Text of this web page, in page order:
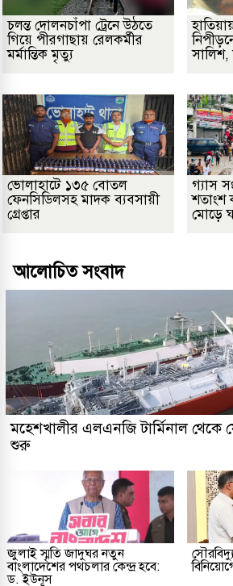
চলন্ত দোলনচাঁপা ট্রেনে উঠতে
গিয়ে পীরগাছায় রেলকর্মীর
মর্মান্তিক মৃত্যু
সালিশ,
ভোলাহাটে ১৩৫ বোতল
ফেনসিডিলসহ মাদক ব্যবসায়ী
গ্রেপ্তার
গ্যাস
শতাংশ
মোড়ে
আলোচিত সংবাদ
মহেশখালীর এলএনজি টার্মিনাল থেকে
শুরু
জুলাই স্মৃতি জাদুঘর নতুন
বাংলাদেশের পথচলার কেন্দ্র হবে:
ড. ইউনূস